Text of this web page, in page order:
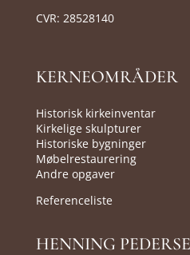
CVR: 28528140
KERNEOMRÅDER
Historisk kirkeinventar
Kirkelige skulpturer
Historiske bygninger
Møbelrestaurering
Andre opgaver
Referenceliste
HENNING